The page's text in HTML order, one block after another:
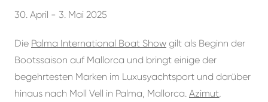
30. April - 3. Mai 2025
Die Palma International Boat Show gilt als Beginn der
Bootssaison auf Mallorca und bringt einige der
begehrtesten Marken im Luxusyachtsport und darüber
hinaus nach Moll Vell in Palma, Mallorca. Azimut,